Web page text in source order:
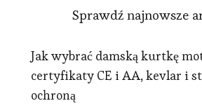
Sprawdź najnowsze
Jak wybrać damską kurtkę
certyfikaty CE i AA, kevlar i
ochroną